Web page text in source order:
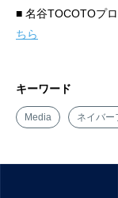
■ 名谷TOCOTOプ
ちら
キーワード
Media ネイバー